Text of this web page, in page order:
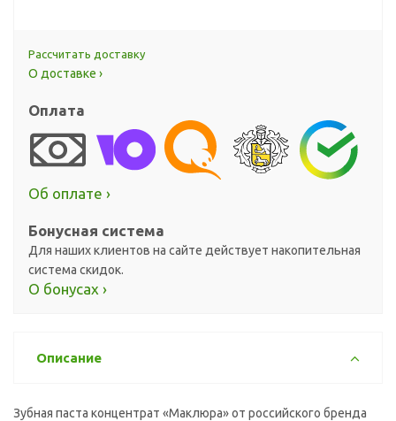
Рассчитать доставку
О доставке ›
Оплата
Об оплате ›
Бонусная система
Для наших клиентов на сайте действует накопительная
система скидок.
О бонусах ›
Описание
Зубная паста концентрат «Маклюра» от российского бренда